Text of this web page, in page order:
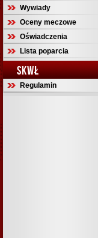
Wywiady
Oceny meczowe
Oświadczenia
Lista poparcia
SKWŁ
Regulamin